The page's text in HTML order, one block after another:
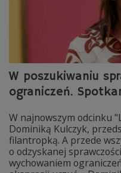
W poszukiwaniu
ograniczeń.
W najnowszym odcinku
Dominiką Kulczyk,
filantropką. A przede
o odzyskanej
wychowaniem